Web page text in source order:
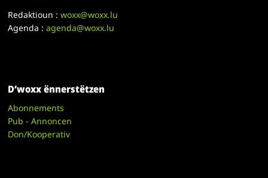
Redaktioun :woxx@woxx.lu
Agenda :agenda@woxx.lu
D’woxx ënnerstëtzen
Abonnements
Pub - Annoncen
Don/Kooperativ